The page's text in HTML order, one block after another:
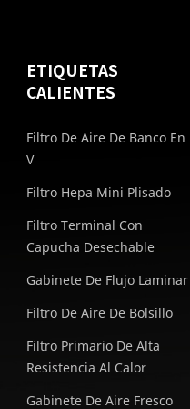
ETIQUETAS
CALIENTES
Filtro De Aire De Banco En
V
Filtro Hepa Mini Plisado
Filtro Terminal Con
Capucha Desechable
Gabinete De Flujo Laminar
Filtro De Aire De Bolsillo
Filtro Primario De Alta
Resistencia Al Calor
Gabinete De Aire Fresco